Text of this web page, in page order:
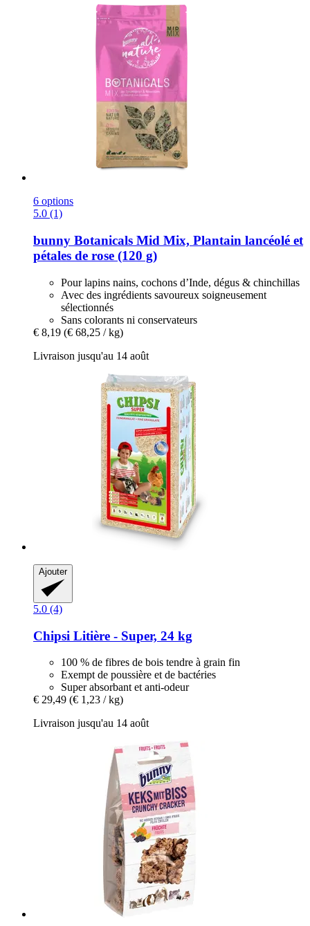
6 options
5.0 (1)
bunny Botanicals Mid Mix, Plantain lancéolé et
pétales de rose (120 g)
Pour lapins nains, cochons d’Inde, dégus & chinchillas
Avec des ingrédients savoureux soigneusement
sélectionnés
Sans colorants ni conservateurs
€ 8,19 (€ 68,25 / kg)
Livraison jusqu'au 14 août
Ajouter
5.0 (4)
Chipsi Litière -​ Super, 24 kg
100 % de fibres de bois tendre à grain fin
Exempt de poussière et de bactéries
Super absorbant et anti-odeur
€ 29,49 (€ 1,23 / kg)
Livraison jusqu'au 14 août